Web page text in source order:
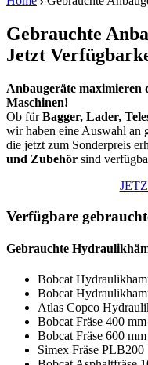
Gebrauchte
Jetzt
Anbaugeräte maximieren
Maschinen!
Ob fürBagger, Lader,
wir haben eine Auswahl an
die jetzt zum Sonderpreis
und Zubehör sind
Verfügbare
Gebrauchte
Bobcat
Bobcat
Atlas Copco
Bobcat Fräse 400 mm
Bobcat Fräse 600 mm
Simex Fräse PLB200